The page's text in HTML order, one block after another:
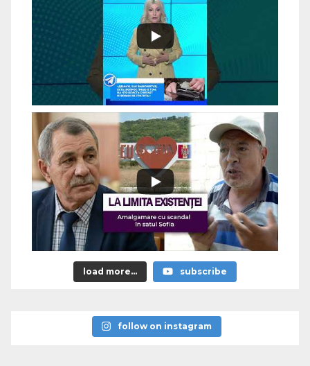
load more... subscribe
follow on instagram